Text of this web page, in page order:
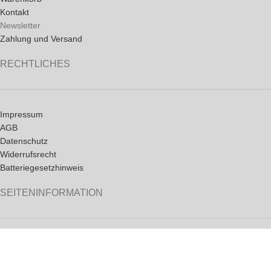
Kontakt
Newsletter
Zahlung und Versand
RECHTLICHES
Impressum
AGB
Datenschutz
Widerrufsrecht
Batteriegesetzhinweis
SEITENINFORMATION